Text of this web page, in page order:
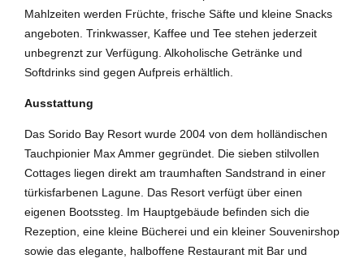
Mahlzeiten werden Früchte, frische Säfte und kleine Snacks
angeboten. Trinkwasser, Kaffee und Tee stehen jederzeit
unbegrenzt zur Verfügung. Alkoholische Getränke und
Softdrinks sind gegen Aufpreis erhältlich.
Ausstattung
Das Sorido Bay Resort wurde 2004 von dem holländischen
Tauchpionier Max Ammer gegründet. Die sieben stilvollen
Cottages liegen direkt am traumhaften Sandstrand in einer
türkisfarbenen Lagune. Das Resort verfügt über einen
eigenen Bootssteg. Im Hauptgebäude befinden sich die
Rezeption, eine kleine Bücherei und ein kleiner Souvenirshop
sowie das elegante, halboffene Restaurant mit Bar und